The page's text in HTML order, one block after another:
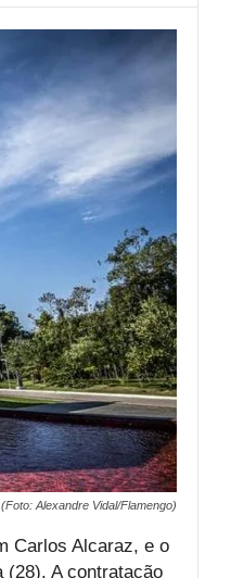
Alexandre Vidal/Flamengo)
Carlos Alcaraz, e o
(28). A contratação